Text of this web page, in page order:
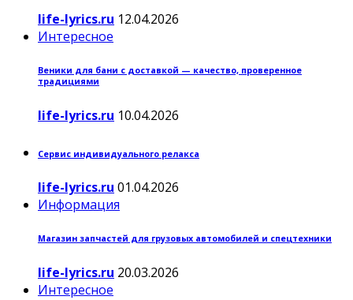
life-lyrics.ru 12.04.2026
Интересное
Веники для бани с доставкой — качество, проверенное
традициями
life-lyrics.ru 10.04.2026
Сервис индивидуального релакса
life-lyrics.ru 01.04.2026
Информация
Магазин запчастей для грузовых автомобилей и спецтехники
life-lyrics.ru 20.03.2026
Интересное